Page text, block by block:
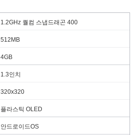
1.2GHz 퀄컴 스냅드래곤 400
512MB
4GB
1.3인치
320x320
플라스틱 OLED
안드로이드OS